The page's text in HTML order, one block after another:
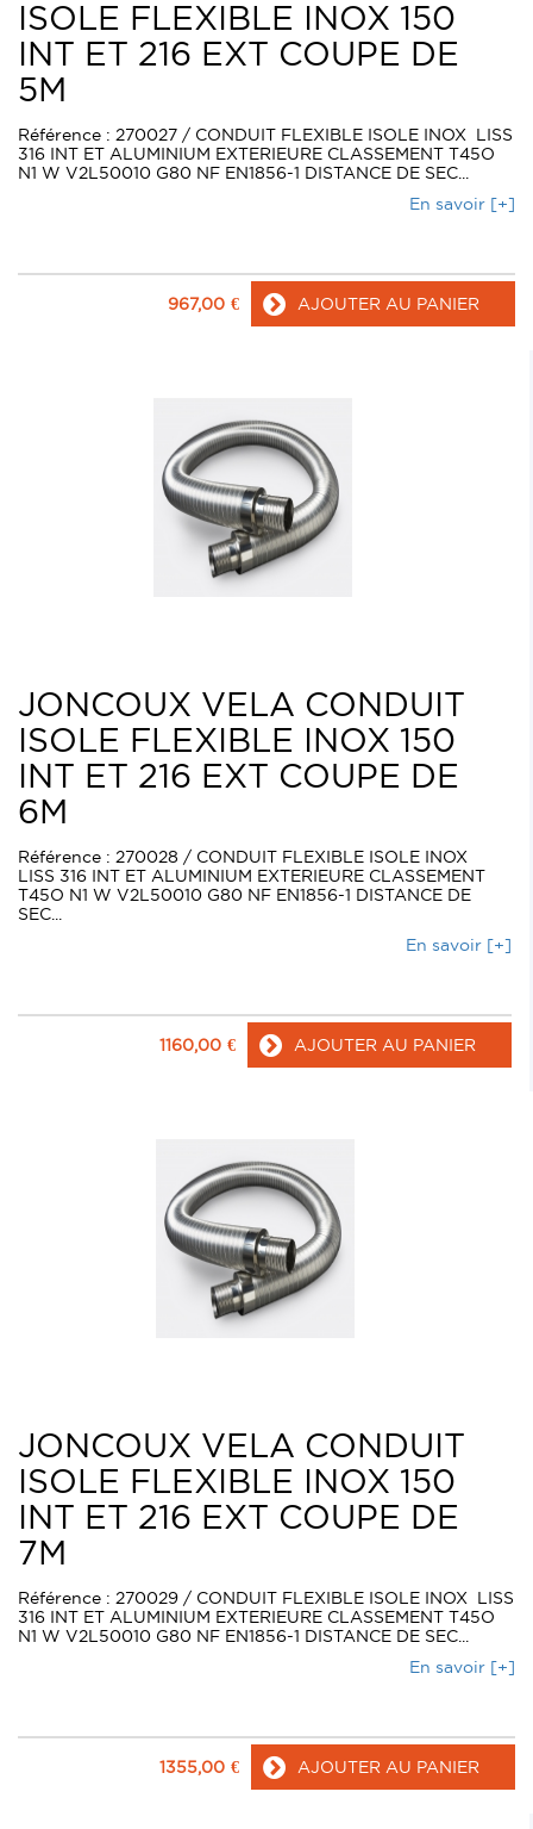
ISOLE FLEXIBLE INOX 150
INT ET 216 EXT COUPE DE
5M
Référence : 270027 / CONDUIT FLEXIBLE ISOLE INOX LISS
316 INT ET ALUMINIUM EXTERIEURE CLASSEMENT T45O
N1 W V2L50010 G80 NF EN1856-1 DISTANCE DE SEC...
En savoir [+]
967,00 € AJOUTER AU PANIER
JONCOUX VELA CONDUIT
ISOLE FLEXIBLE INOX 150
INT ET 216 EXT COUPE DE
6M
Référence : 270028 / CONDUIT FLEXIBLE ISOLE INOX
LISS 316 INT ET ALUMINIUM EXTERIEURE CLASSEMENT
T45O N1 W V2L50010 G80 NF EN1856-1 DISTANCE DE
SEC...
En savoir [+]
1160,00 € AJOUTER AU PANIER
JONCOUX VELA CONDUIT
ISOLE FLEXIBLE INOX 150
INT ET 216 EXT COUPE DE
7M
Référence : 270029 / CONDUIT FLEXIBLE ISOLE INOX LISS
316 INT ET ALUMINIUM EXTERIEURE CLASSEMENT T45O
N1 W V2L50010 G80 NF EN1856-1 DISTANCE DE SEC...
En savoir [+]
1355,00 € AJOUTER AU PANIER